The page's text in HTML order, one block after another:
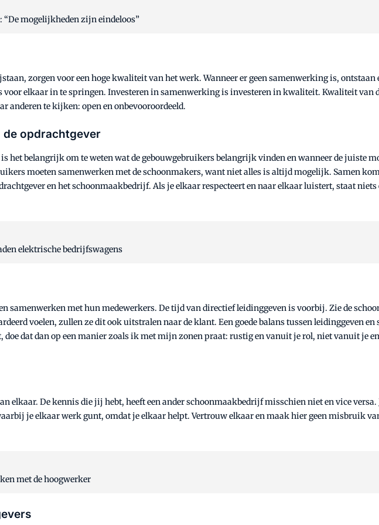
mogelijkheden zijn eindeloos”
zorgen voor een hoge kwaliteit van het werk. Wanneer er geen samenwerking is, ontstaan
elkaar in te springen. Investeren in samenwerking is investeren in kwaliteit. Kwaliteit van
anderen te kijken: open en onbevooroordeeld.
de opdrachtgever
het belangrijk om te weten wat de gebouwgebruikers belangrijk vinden en wanneer de juiste
moeten samenwerken met de schoonmakers, want niet alles is altijd mogelijk. Samen
en het schoonmaakbedrijf. Als je elkaar respecteert en naar elkaar luistert, staat
elektrische bedrijfswagens
samenwerken met hun medewerkers. De tijd van directief leidinggeven is voorbij. Zie de
voelen, zullen ze dit ook uitstralen naar de klant. Een goede balans tussen leidinggeven
doe dat dan op een manier zoals ik met mijn zonen praat: rustig en vanuit je rol, niet vanuit je
elkaar. De kennis die jij hebt, heeft een ander schoonmaakbedrijf misschien niet en vice versa.
je elkaar werk gunt, omdat je elkaar helpt. Vertrouw elkaar en maak hier geen misbruik
met de hoogwerker